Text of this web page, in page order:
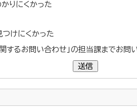
りにくかった
つけにくかった
するお問い合わせ」の担当課までお問
送信